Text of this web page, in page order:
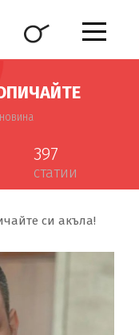
397
статии
си акъла!